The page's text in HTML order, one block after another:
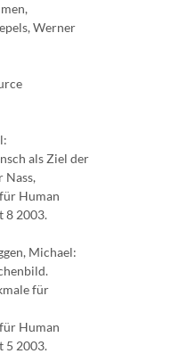
Werner
als Ziel der
Nass,
Human
8 2003.
Michael:
für
Human
5 2003.